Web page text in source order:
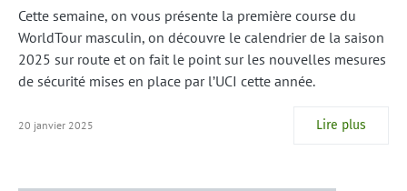
Cette semaine, on vous présente la première course du
WorldTour masculin, on découvre le calendrier de la saison
2025 sur route et on fait le point sur les nouvelles mesures
de sécurité mises en place par l’UCI cette année.
20 janvier 2025 Lire plus